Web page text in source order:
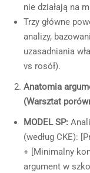
nie działają na
Trzy główne
analizy,
uzasadniania
vs rosół).
Anatomia
(Warsztat
MODEL SP:
(według CKE):
+ [Minimalny
argument w